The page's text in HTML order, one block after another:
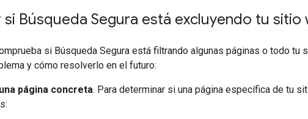
si Búsqueda Segura está excluyendo tu sitio
si Búsqueda Segura está filtrando algunas páginas o todo
y cómo resolverlo en el futuro:
página concreta. Para determinar si una página específica de tu